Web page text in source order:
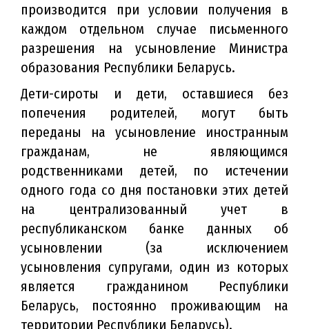
производится при условии получения в
каждом отдельном случае письменного
разрешения на усыновление Министра
образования Республики Беларусь.
Дети-сироты и дети, оставшиеся без
попечения родителей, могут быть
переданы на усыновление иностранным
гражданам, не являющимся
родственниками детей, по истечении
одного года со дня постановки этих детей
на централизованный учет в
республиканском банке данных об
усыновлении (за исключением
усыновления супругами, один из которых
является гражданином Республики
Беларусь, постоянно проживающим на
территории Республики Беларусь).